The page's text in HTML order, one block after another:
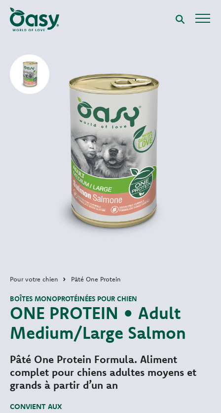
Pour votre chien Pâté One Protein
ONE PROTEIN • Adult
Medium/Large Salmon
BOÎTES MONOPROTÉINÉES POUR CHIEN
Pâté One Protein Formula. Aliment
complet pour chiens adultes moyens et
grands à partir d’un an
CONVIENT AUX